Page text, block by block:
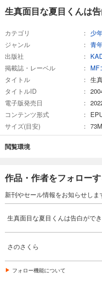
生真面目な夏目くんは
カテゴリ
少
ジャンル
青
出版社
掲載誌・レーベル
MF
タイトル
生
タイトルID
電子版発売日
コンテンツ形式
サイズ(目安)
閲覧環境
作品・作者をフォロー
新刊やセール情報をお知らせしま
生真面目な夏目くんは告白がで
さのさくら
フォロー機能について